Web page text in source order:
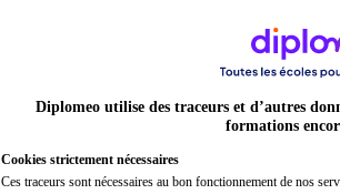
Hôtesse de l'air
Diplomeo utilise des traceurs et d’autres
formations
Cookies strictement nécessaires
Ces traceurs sont nécessaires au bon fonctionnement de nos